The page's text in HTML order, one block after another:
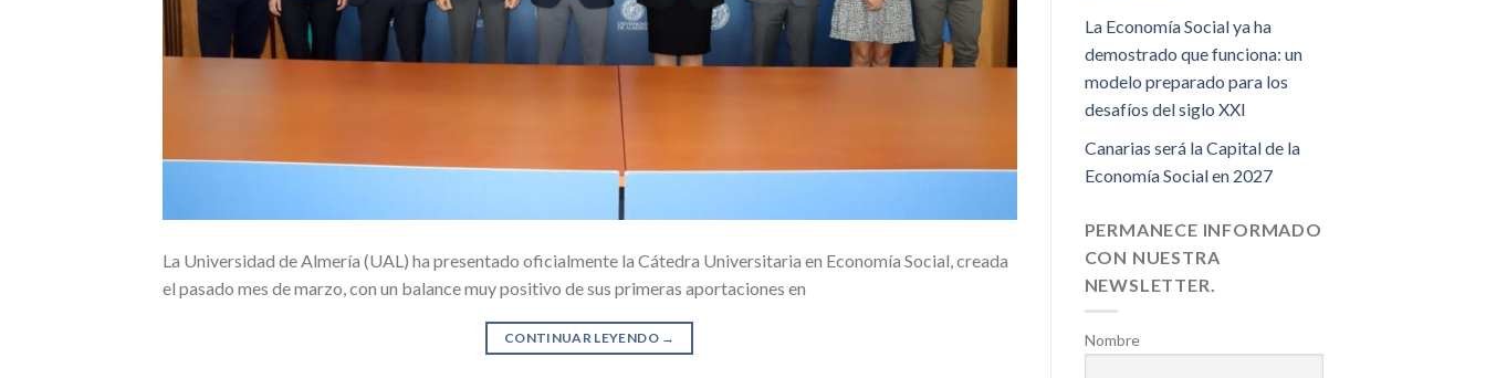
La Universidad de Almería (UAL) ha presentado oficialmente la Cátedra Universitaria en Economía Social, creada
el pasado mes de marzo, con un balance muy positivo de sus primeras aportaciones en
CONTINUAR LEYENDO →
La Economía Social ya ha
demostrado que funciona: un
modelo preparado para los
desafíos del siglo XXI
Canarias será la Capital de la
Economía Social en 2027
PERMANECE INFORMADO
CON NUESTRA
NEWSLETTER.
Nombre